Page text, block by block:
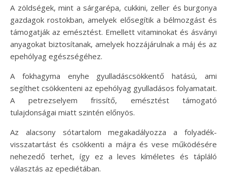
A zöldségek, mint a sárgarépa, cukkini, zeller és burgonya
gazdagok rostokban, amelyek elősegítik a bélmozgást és
támogatják az emésztést. Emellett vitaminokat és ásványi
anyagokat biztosítanak, amelyek hozzájárulnak a máj és az
epehólyag egészségéhez.
A fokhagyma enyhe gyulladáscsökkentő hatású, ami
segíthet csökkenteni az epehólyag gyulladásos folyamatait.
A petrezselyem frissítő, emésztést támogató
tulajdonságai miatt szintén előnyös.
Az alacsony sótartalom megakadályozza a folyadék-
visszatartást és csökkenti a májra és vese működésére
nehezedő terhet, így ez a leves kíméletes és tápláló
választás az epediétában.